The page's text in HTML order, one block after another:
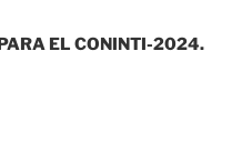
EL CONINTI-2024.